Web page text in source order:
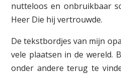
nutteloos en onbruikbaar
Heer Die hij vertrouwde.
De tekstbordjes van mijn
vele plaatsen in de wereld.
onder andere terug te